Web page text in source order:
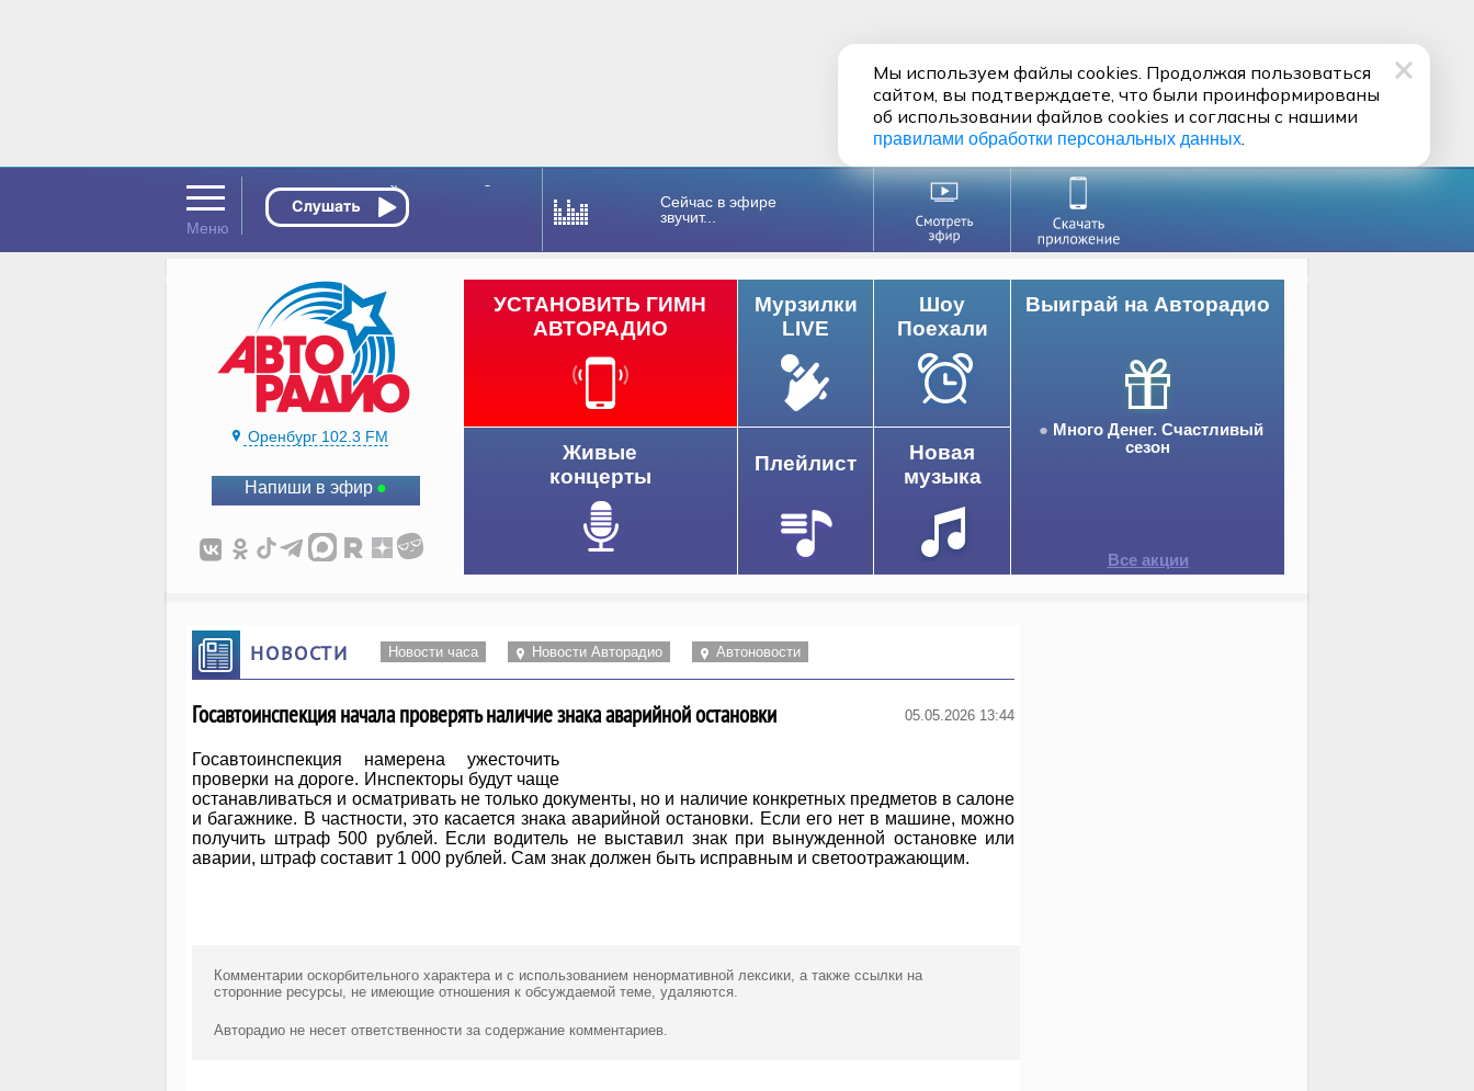
Сейчас в эфире
звучит...
Оренбург 102.3 FM
Напиши в эфир
Выиграй на Авторадио
Много Денег. Счастливый
сезон
Все акции
УСТАНОВИТЬ ГИМН
АВТОРАДИО
Мурзилки
LIVE
Шоу
Поехали
Живые
концерты
Плейлист
Новая
музыка
НОВОСТИ Новости часа Новости Авторадио Автоновости
05.05.2026 13:44
Госавтоинспекция начала проверять наличие знака аварийной остановки
Госавтоинспекция намерена ужесточить
проверки на дороге. Инспекторы будут чаще
останавливаться и осматривать не только документы, но и наличие конкретных предметов в салоне
и багажнике. В частности, это касается знака аварийной остановки. Если его нет в машине, можно
получить штраф 500 рублей. Если водитель не выставил знак при вынужденной остановке или
аварии, штраф составит 1 000 рублей. Сам знак должен быть исправным и светоотражающим.
Комментарии оскорбительного характера и с использованием ненормативной лексики,а также ссылки на
сторонние ресурсы, не имеющие отношения к обсуждаемой теме, удаляются.
Авторадио не несет ответственности за содержание комментариев.
Мы используем файлы cookies. Продолжая пользоваться
сайтом, вы подтверждаете, что были проинформированы
об использовании файлов cookies и согласны с нашими
правилами обработки персональных данных.